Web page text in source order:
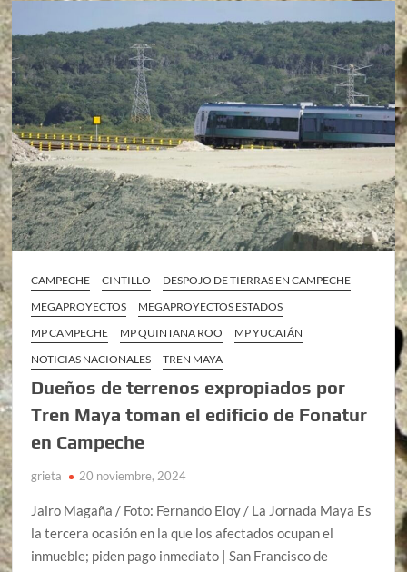
CAMPECHE CINTILLO
DESPOJO DE TIERRAS EN CAMPECHE
MEGAPROYECTOS
MEGAPROYECTOS ESTADOS
MP CAMPECHE
MP QUINTANA ROO
MP YUCATÁN
NOTICIAS NACIONALES
TREN MAYA
Dueños de terrenos expropiados por
Tren Maya toman el edificio de Fonatur
en Campeche
grieta 20 noviembre, 2024
Jairo Magaña / Foto: Fernando Eloy / La Jornada Maya Es
la tercera ocasión en la que los afectados ocupan el
inmueble; piden pago inmediato | San Francisco de